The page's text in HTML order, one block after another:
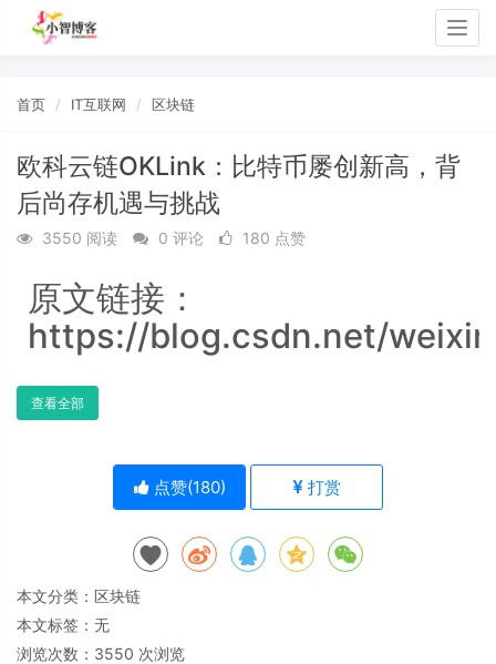
首页 IT互联网 区块链
欧科云链OKLink：比特币屡创新高，背
后尚存机遇与挑战
3550 阅读 0 评论 180 点赞
原文链接：
https://blog.csdn.net/
查看全部
点赞(180) 打赏
本文分类： 区块链
本文标签：无
浏览次数： 3550 次浏览